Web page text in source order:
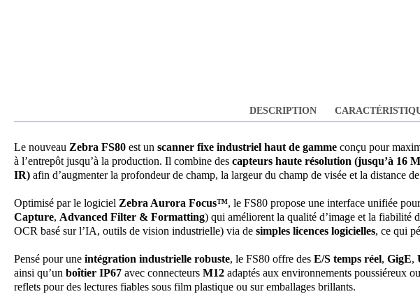
DESCRIPTION
Le nouveau Zebra FS80 est un scanner fixe industriel haut de gamme conçu pour
à l’entrepôt jusqu’à la production. Il combine des capteurs haute résolution (jusqu’à 16
IR) afin d’augmenter la profondeur de champ, la largeur du champ de visée et la distance
Optimisé par le logiciel Zebra Aurora Focus™, le FS80 propose une interface unifiée
Capture, Advanced Filter & Formatting) qui améliorent la qualité d’image et la fiabilité
OCR basé sur l’IA, outils de vision industrielle) via de simples licences logicielles, ce qui
Pensé pour une intégration industrielle robuste, le FS80 offre des E/S temps réel, GigE,
ainsi qu’un boîtier IP67 avec connecteurs M12 adaptés aux environnements poussiéreux
reflets pour des lectures fiables sous film plastique ou sur emballages brillants.